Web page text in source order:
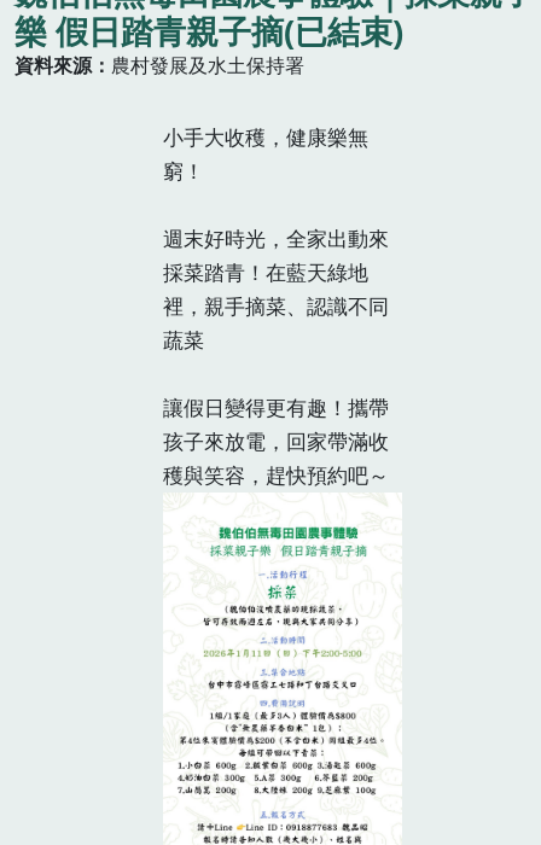
樂 假日踏青親子摘(已結束)
資料來源 農村發展及水土保持署
小手大收穫，健康樂無
窮！
週末好時光，全家出動來
採菜踏青！在藍天綠地
裡，親手摘菜、認識不同
蔬菜
讓假日變得更有趣！攜帶
孩子來放電，回家帶滿收
穫與笑容，趕快預約吧～